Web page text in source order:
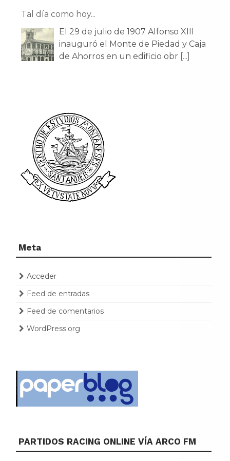
Tal día como hoy...
El 29 de julio de 1907 Alfonso XIII
inauguró el Monte de Piedad y Caja
de Ahorros en un edificio obr [...]
Meta
Acceder
Feed de entradas
Feed de comentarios
WordPress.org
PARTIDOS RACING ONLINE VÍA ARCO FM